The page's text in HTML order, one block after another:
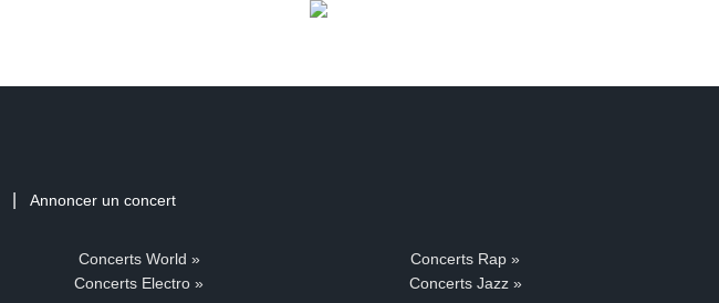
Annoncer un concert
Concerts World »
Concerts Electro »
Concerts Rap »
Concerts Jazz »